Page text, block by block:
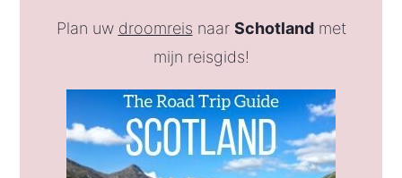
Plan uw droomreis naar Schotlandmet
mijn reisgids!